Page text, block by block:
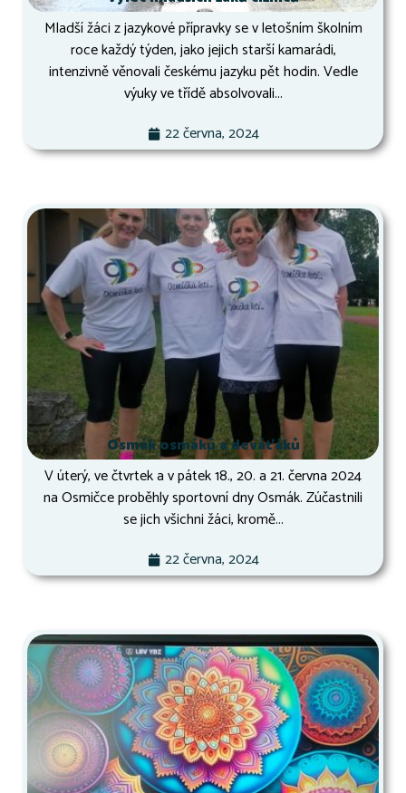
Mladší žáci z jazykové přípravky se v letošním školním
roce každý týden, jako jejich starší kamarádi,
intenzivně věnovali českému jazyku pět hodin. Vedle
výuky ve třídě absolvovali...
22 června, 2024
Osmák osmáků a deváťáků
V úterý, ve čtvrtek a v pátek 18., 20. a 21. června 2024
na Osmičce proběhly sportovní dny Osmák. Zúčastnili
se jich všichni žáci, kromě...
22 června, 2024